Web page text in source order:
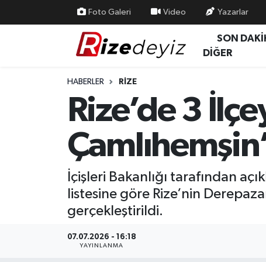
Foto Galeri Video Yazarlar
SON
DİĞER
HABERLER RIZE
Rize’de 3
İçişleri Bakanlığı tarafından
listesine göre Rize’nin
gerçekleştirildi.
07.07.2026 - 16:18
YAYINLANMA
Yurttan Haberler
Ekonomi
Teknoloji
Rize Nöbetçi Eczaneler
Rize Trafik Yoğunluk Haritası
Süper Lig Puan Durumu ve Fikstür
Tüm Manşetler
Son Dakika Haberleri